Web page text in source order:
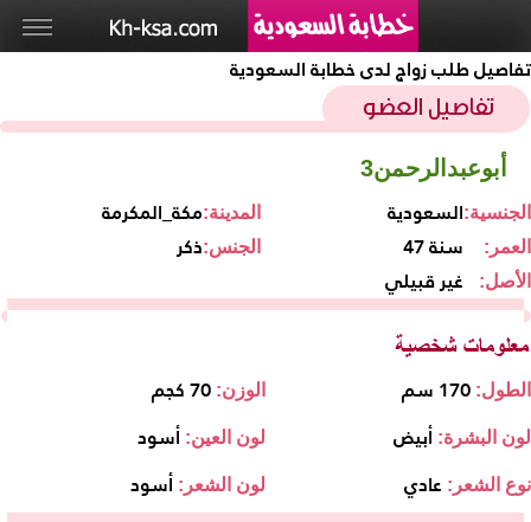
تفاصيل طلب زواج لدى خطابة السعودية
أبوعبدالرحمن3
مكة_المكرمةالمدينة: السعوديةالجنسية:
ذكرالجنس: 47 سنة العمر:
غير قبيلي الأصل:
الوزن: 70 كجم الطول: 170 سم
لون العين: أسود لون البشرة: أبيض
لون الشعر: أسود نوع الشعر: عادي